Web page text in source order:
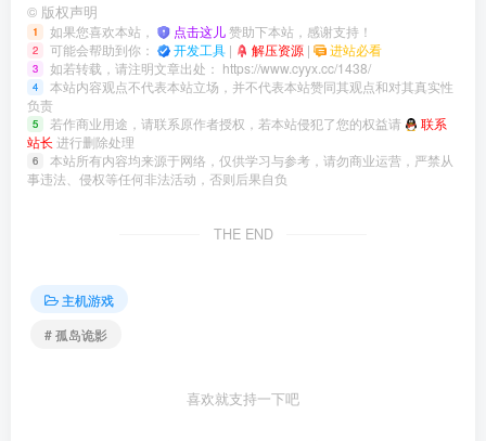
© 版权声明
1 如果您喜欢本站， 点击这儿赞助下本站，感谢支持！
2 可能会帮助到你： 开发工具 | 解压资源 | 进站必看
3 如若转载，请注明文章出处： https://www.cyyx.cc/1438/
4
本站内容观点不代表本站立场，并不代表本站赞同其观点和对其真实性
负责
5 若作商业用途，请联系原作者授权，若本站侵犯了您的权益请
联系
站长 进行删除处理
6
本站所有内容均来源于网络，仅供学习与参考，请勿商业运营，严禁从
事违法、侵权等任何非法活动，否则后果自负
THE END
主机游戏
# 孤岛诡影
喜欢就支持一下吧